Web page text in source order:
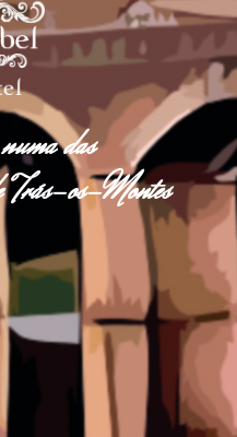
das
Trás-os-Montes